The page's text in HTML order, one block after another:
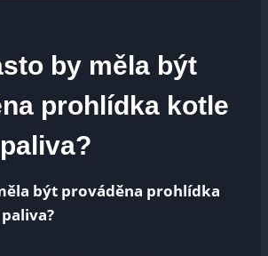
by měla být
prohlídka kotle
být prováděna prohlídka